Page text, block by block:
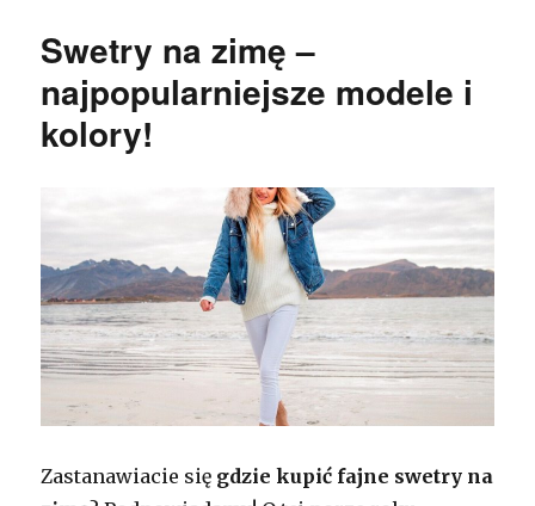
Swetry na zimę –
najpopularniejsze modele i
kolory!
Zastanawiacie się gdzie kupić fajne swetry na